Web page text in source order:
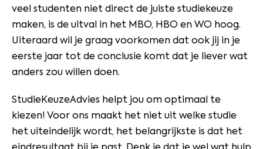
veel studenten niet direct de juiste studiekeuze
maken, is de uitval in het MBO, HBO en WO hoog.
Uiteraard wil je graag voorkomen dat ook jij in je
eerste jaar tot de conclusie komt dat je liever wat
anders zou willen doen.
StudieKeuzeAdvies helpt jou om optimaal te
kiezen! Voor ons maakt het niet uit welke studie
het uiteindelijk wordt, het belangrijkste is dat het